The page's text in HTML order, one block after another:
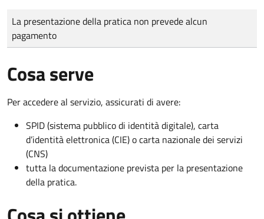
Tipo di pagamento
Importo
La presentazione della pratica non prevede alcun
pagamento
Cosa serve
Per accedere al servizio, assicurati di avere:
SPID (sistema pubblico di identità digitale), carta
d’identità elettronica (CIE) o carta nazionale dei servizi
(CNS)
tutta la documentazione prevista per la presentazione
della pratica.